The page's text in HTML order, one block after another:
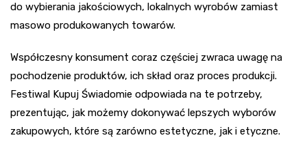
do wybierania jakościowych, lokalnych wyrobów zamiast
masowo produkowanych towarów.
Współczesny konsument coraz częściej zwraca uwagę na
pochodzenie produktów, ich skład oraz proces produkcji.
Festiwal Kupuj Świadomie odpowiada na te potrzeby,
prezentując, jak możemy dokonywać lepszych wyborów
zakupowych, które są zarówno estetyczne, jak i etyczne.